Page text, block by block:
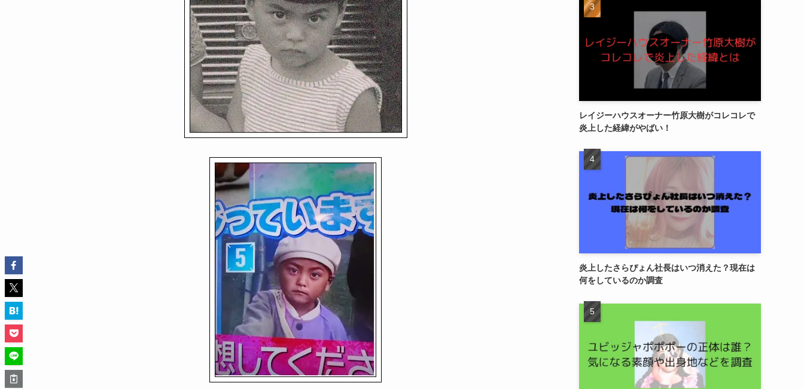
レイジーハウスオーナー竹原大樹がコレコレで
炎上した経緯がやばい！
炎上したさらぴょん社長はいつ消えた？現在は
何をしているのか調査